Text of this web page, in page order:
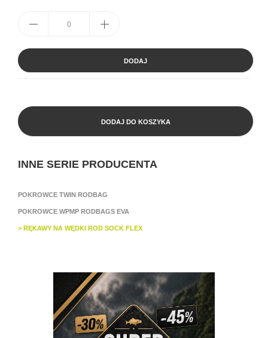
DODAJ
DODAJ DO KOSZYKA
INNE SERIE PRODUCENTA
POKROWCE TWIN RODBAG
POKROWCE WPMP RODBAGS EVA
> RĘKAWY NA WĘDKI ROD SOCK FLEX